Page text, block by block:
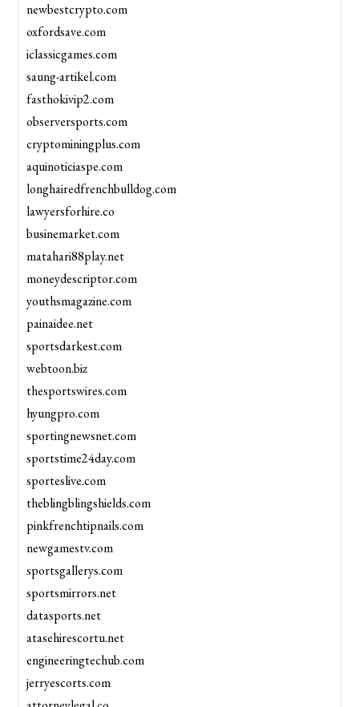
newbestcrypto.com
oxfordsave.com
iclassicgames.com
saung-artikel.com
fasthokivip2.com
observersports.com
cryptominingplus.com
aquinoticiaspe.com
longhairedfrenchbulldog.com
lawyersforhire.co
businemarket.com
matahari88play.net
moneydescriptor.com
youthsmagazine.com
painaidee.net
sportsdarkest.com
webtoon.biz
thesportswires.com
hyungpro.com
sportingnewsnet.com
sportstime24day.com
sporteslive.com
theblingblingshields.com
pinkfrenchtipnails.com
newgamestv.com
sportsgallerys.com
sportsmirrors.net
datasports.net
atasehirescortu.net
engineeringtechub.com
jerryescorts.com